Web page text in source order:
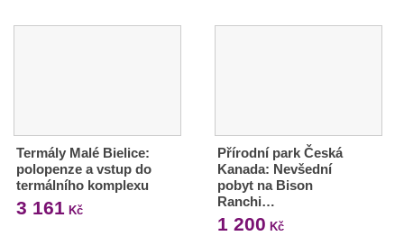
Termály Malé Bielice:
polopenze a vstup do
termálního komplexu
3 161 Kč
Přírodní park Česká
Kanada: Nevšední
pobyt na Bison
Ranchi…
1 200 Kč